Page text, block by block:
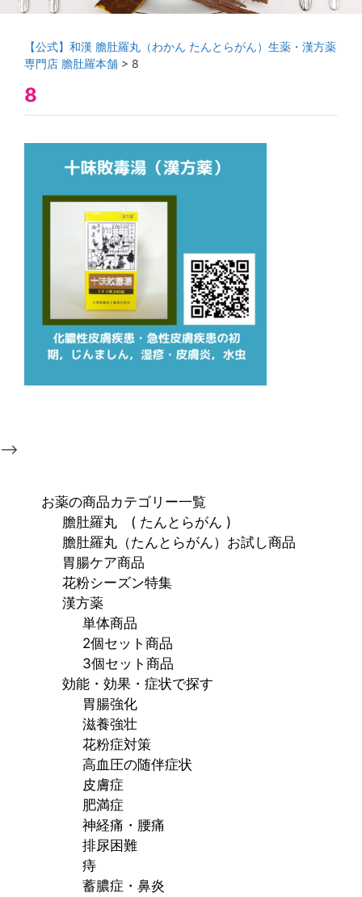
【公式】和漢 膽肚羅丸（わかん たんとらがん）生薬・漢方薬
専門店 膽肚羅本舗 > 8
8
-->
お薬の商品カテゴリー一覧
膽肚羅丸 ( たんとらがん )
膽肚羅丸（たんとらがん）お試し商品
胃腸ケア商品
花粉シーズン特集
漢方薬
単体商品
2個セット商品
3個セット商品
効能・効果・症状で探す
胃腸強化
滋養強壮
花粉症対策
高血圧の随伴症状
皮膚症
肥満症
神経痛・腰痛
排尿困難
痔
蓄膿症・鼻炎